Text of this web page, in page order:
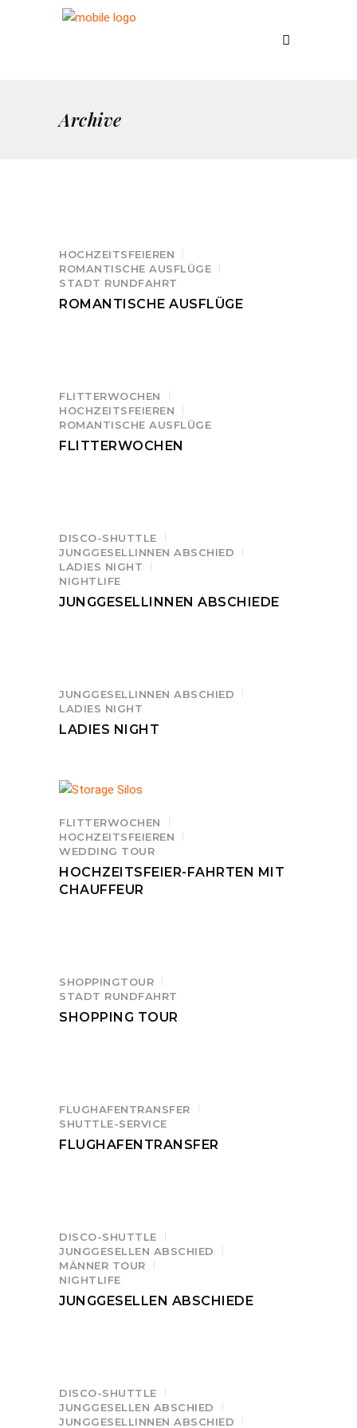
Archive
HOCHZEITSFEIEREN
ROMANTISCHE AUSFLÜGE
STADT RUNDFAHRT
ROMANTISCHE AUSFLÜGE
FLITTERWOCHEN
HOCHZEITSFEIEREN
ROMANTISCHE AUSFLÜGE
FLITTERWOCHEN
DISCO-SHUTTLE
JUNGGESELLINNEN ABSCHIED
LADIES NIGHT
NIGHTLIFE
JUNGGESELLINNEN ABSCHIEDE
JUNGGESELLINNEN ABSCHIED
LADIES NIGHT
LADIES NIGHT
FLITTERWOCHEN
HOCHZEITSFEIEREN
WEDDING TOUR
HOCHZEITSFEIER-FAHRTEN MIT
CHAUFFEUR
SHOPPINGTOUR
STADT RUNDFAHRT
SHOPPING TOUR
FLUGHAFENTRANSFER
SHUTTLE-SERVICE
FLUGHAFENTRANSFER
DISCO-SHUTTLE
JUNGGESELLEN ABSCHIED
MÄNNER TOUR
NIGHTLIFE
JUNGGESELLEN ABSCHIEDE
DISCO-SHUTTLE
JUNGGESELLEN ABSCHIED
JUNGGESELLINNEN ABSCHIED